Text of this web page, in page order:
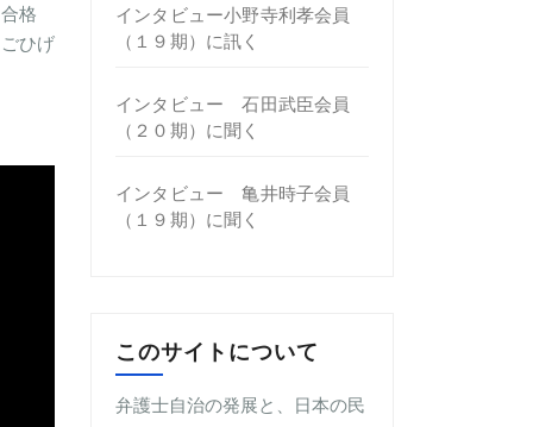
格
ひげ
インタビュー小野寺利孝会員
（１９期）に訊く
インタビュー 石田武臣会員
（２０期）に聞く
インタビュー 亀井時子会員
（１９期）に聞く
このサイトについて
弁護士自治の発展と、日本の民